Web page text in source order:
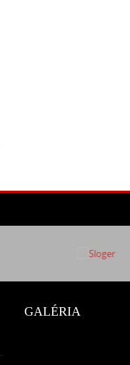
GALÉRIA